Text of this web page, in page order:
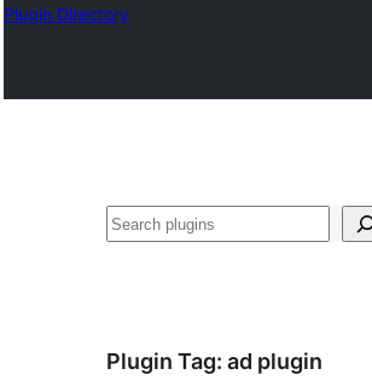
Plugin Directory
వెతుకు
Plugin Tag: ad plugin